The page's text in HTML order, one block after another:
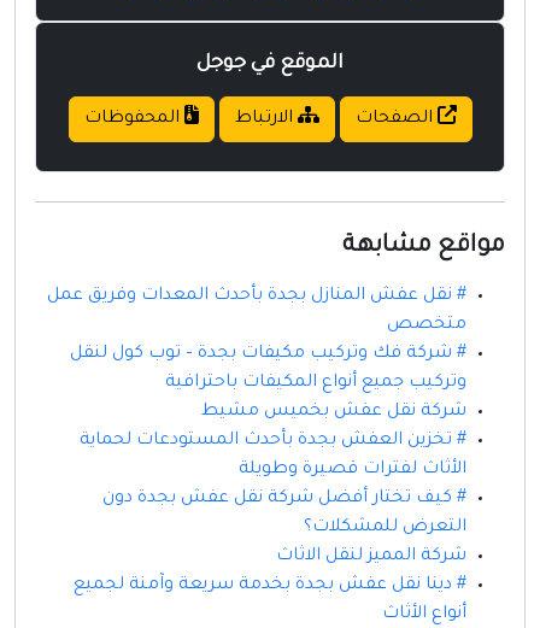
الموقع في جوجل
الصفحات الارتباط المحفوظات
مواقع مشابهة
# نقل عفش المنازل بجدة بأحدث المعدات وفريق عمل
متخصص
# شركة فك وتركيب مكيفات بجدة – توب كول لنقل
وتركيب جميع أنواع المكيفات باحترافية
شركة نقل عفش بخميس مشيط
# تخزين العفش بجدة بأحدث المستودعات لحماية
الأثاث لفترات قصيرة وطويلة
# كيف تختار أفضل شركة نقل عفش بجدة دون
التعرض للمشكلات؟
شركة المميز لنقل الاثاث
# دينا نقل عفش بجدة بخدمة سريعة وآمنة لجميع
أنواع الأثاث